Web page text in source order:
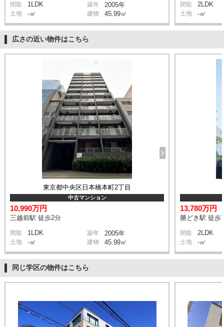
間取 1LDK 築年 2005年
土地 -㎡ 建物 45.99㎡
間取 2LDK
土地 -㎡
広さの近い物件はこちら
東京都中央区日本橋本町2丁目
中古マンション
10,990万円
三越前駅 徒歩2分
間取 1LDK 築年 2005年
土地 -㎡ 建物 45.99㎡
13,780万円
勝どき駅 徒歩
間取 2LDK
土地 -㎡
同じ学区の物件はこちら